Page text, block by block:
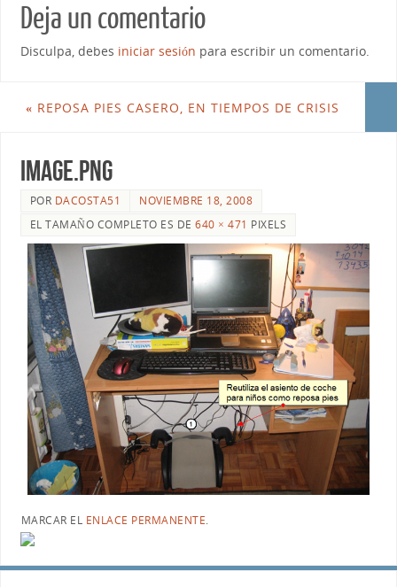
Deja un comentario
Disculpa, debes iniciar sesión para escribir un comentario.
« REPOSA PIES CASERO, EN TIEMPOS DE CRISIS
image.png
POR DACOSTA51
NOVIEMBRE 18, 2008
EL TAMAÑO COMPLETO ES DE640 × 471 PIXELS
MARCAR EL ENLACE PERMANENTE.